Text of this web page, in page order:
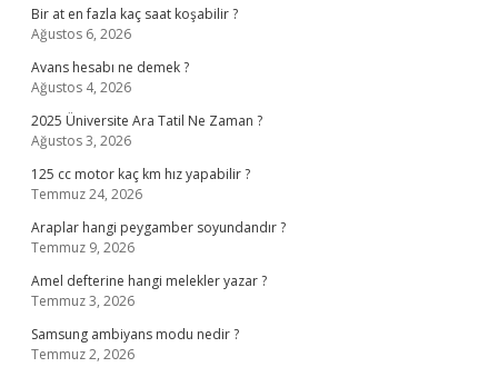
Bir at en fazla kaç saat koşabilir ?
Ağustos 6, 2026
Avans hesabı ne demek ?
Ağustos 4, 2026
2025 Üniversite Ara Tatil Ne Zaman ?
Ağustos 3, 2026
125 cc motor kaç km hız yapabilir ?
Temmuz 24, 2026
Araplar hangi peygamber soyundandır ?
Temmuz 9, 2026
Amel defterine hangi melekler yazar ?
Temmuz 3, 2026
Samsung ambiyans modu nedir ?
Temmuz 2, 2026